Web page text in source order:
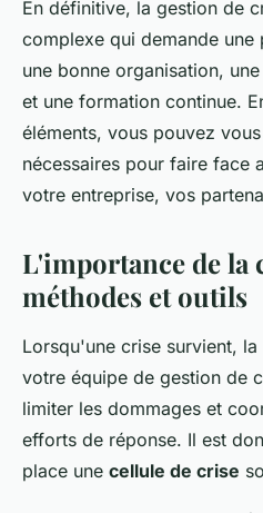
En définitive, la gestion de
complexe qui demande une
une bonne organisation,
et une formation continue.
éléments, vous pouvez
nécessaires pour faire face
votre entreprise, vos
L'importance de la
méthodes et outils
Lorsqu'une crise survient,
votre équipe de gestion de
limiter les dommages et
efforts de réponse. Il est
place une cellule de crise